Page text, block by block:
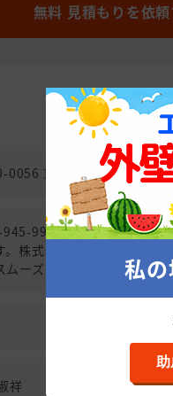
無料 見積もりを依頼
0056 京都府福知山市厚中
990(株式会社 シカタ塗
。株式会社 シカタ塗装店を
ムーズです。)
祥
私
助